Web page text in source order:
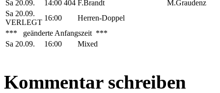
Sa 20.09.
14:00 404 F.Brandt
M.Graudenz
Sa 20.09.
VERLEGT
16:00
Herren-Doppel
*** geänderte Anfangszeit ***
Sa 20.09.
16:00 Mixed
Kommentar schreiben